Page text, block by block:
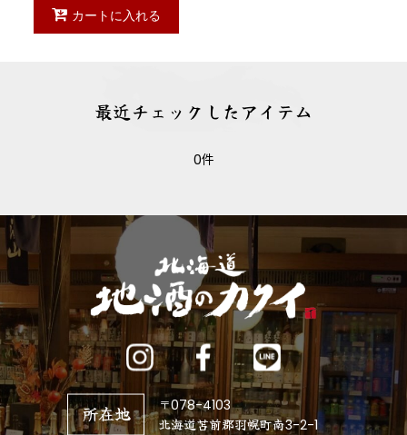
カートに入れる
最近チェックしたアイテム
0件
所在地
〒078-4103
北海道苫前郡羽幌町南3-2-1